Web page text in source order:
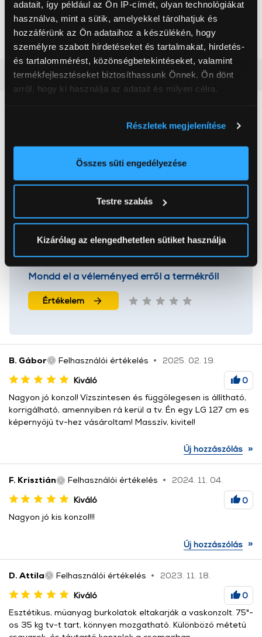
adatait, így például az Ön IP-címét, olyan technológiákat
használva, mint a sütik, amelyekkel tárolhatjuk és
hozzáférünk az Ön adataihoz a készülékén, hogy
személyre szabott hirdetéseket és tartalmakat, hirdetés-
és tartalommérést, közönségbetekintéseket, valamint
termékfejlesztéseket biztosíthassunk Önnek. Ön dönt
arról, hogy ki használja az adatait és milyen célra.
elhelyezkedéséről pár méteres pontossággal
Az Ön készülékén beazonosítása annak konkrét
módjairól és adja meg preferenciáit aRészletek
pontban. Bármikor módosíthatja vagy visszavonhatja a
Sütinyilatkozathoz való hozzájárulását.
okat használ, melyeket az Ön gépén tárol a rendszer. A
cookie-k személyazonosítására nem alkalmasak,
szolgáltatásaink biztosításához szükségesek. Az oldal
Részletek megjelenítése
Összes süti engedélyezése
Testre szabás
Kizárólag az elengedhetetlen sütiket használja
59 999 Ft
52”-98”
29 999 Ft
Vásárlói vélemények(8)
5
5 csillag
8 db
2 csillag
0 db
1 csillag
0 db
Mondd el a véleményed erről a termékről!
Értékelem
B. Gábor Felhasználói értékelés
2025. 02. 19.
Kiváló
0
Nagyon jó konzol! Vízszintesen és függőlegesen is állítható,
korrigálható, amennyiben rá kerül a tv. Én egy LG 127 cm es
képernyőjű tv-hez vásároltam! Masszív, kivitel!
Új hozzászólás »
F. Krisztián Felhasználói értékelés
2024. 11. 04.
Kiváló
0
Nagyon jó kis konzol!!!
Új hozzászólás »
D. Attila Felhasználói értékelés
2023. 11. 18.
Kiváló
0
Esztétikus, műanyag burkolatok eltakarják a vaskonzolt. 75"-
os 35 kg tv-t tart, könnyen mozgatható. Különböző métetű